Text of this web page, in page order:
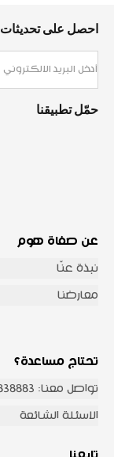
احصل على تحديثات
حمّل تطبيقنا
عن صفاة هوم
نبذة عنّا
معارضنا
تحتاج مساعدة؟
تواصل معنا: 1838883
الاسئلة الشائعة